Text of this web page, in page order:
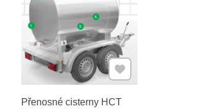
Oblíbeným
Přenosné cisterny HCT
Přidat k Oblíbeným